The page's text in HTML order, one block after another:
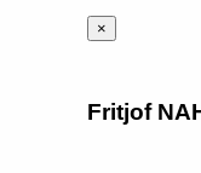
×
Fritjof